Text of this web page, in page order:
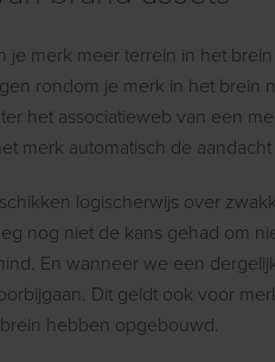
je merk meer terrein in het
rondom je merk in het brein
het associatieweb van een
merk automatisch de
logischerwijs over
nog niet de kans gehad om
En wanneer we een
Dit geldt ook voor
hebben opgebouwd.